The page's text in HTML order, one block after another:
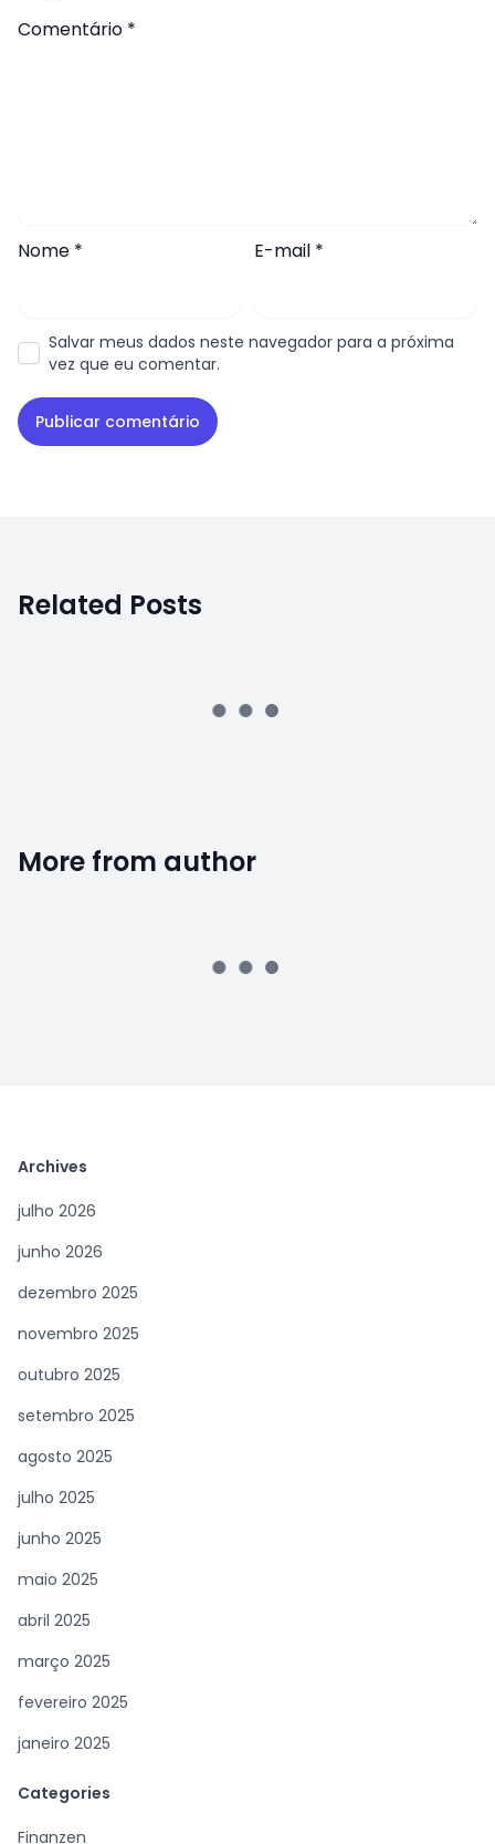
Comentário *
Nome * E-mail *
Salvar meus dados neste navegador para a próxima
vez que eu comentar.
Related Posts
More from author
Archives
julho 2026
junho 2026
dezembro 2025
novembro 2025
outubro 2025
setembro 2025
agosto 2025
julho 2025
junho 2025
maio 2025
abril 2025
março 2025
fevereiro 2025
janeiro 2025
Categories
Finanzen